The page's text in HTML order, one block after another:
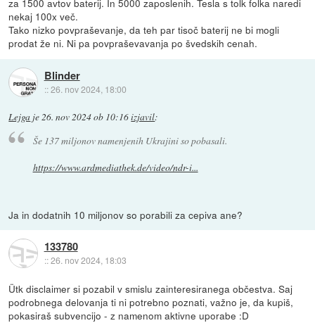
za 1500 avtov baterij. In 5000 zaposlenih. Tesla s tolk folka naredi
nekaj 100x več.
Tako nizko povpraševanje, da teh par tisoč baterij ne bi mogli
prodat že ni. Ni pa povpraševavanja po švedskih cenah.
Blinder
::26. nov 2024, 18:00
Lejga je26. nov 2024 ob 10:16izjavil:
Še 137 miljonov namenjenih Ukrajini so pobasali.
https://www.ardmediathek.de/video/ndr-i...
Ja in dodatnih 10 miljonov so porabili za cepiva ane?
133780
::26. nov 2024, 18:03
Ütk disclaimer si pozabil v smislu zainteresiranega občestva. Saj
podrobnega delovanja ti ni potrebno poznati, važno je, da kupiš,
pokasiraš subvencijo - z namenom aktivne uporabe :D